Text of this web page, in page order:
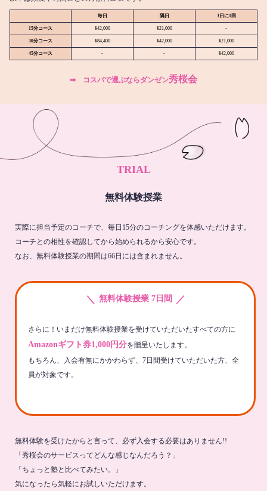
毎日 隔日 3日に1回
15分コース ¥42,000 ¥21,000 -
30分コース ¥84,400 ¥42,000 ¥21,000
45分コース - - ¥42,000
➡︎ コスパで選ぶならダンゼン秀桜会
TRIAL
無料体験授業
実際に担当予定のコーチで、毎日15分のコーチングを体感いただけます。
コーチとの相性を確認してから始められるから安心です。
なお、無料体験授業の期間は66日には含まれません。
＼ 無料体験授業 7日間 ／
さらに！いまだけ無料体験授業を受けていただいたすべての方に
Amazonギフト券1,000円分を贈呈いたします。
もちろん、入会有無にかかわらず、7日間受けていただいた方、全
員が対象です。
無料体験を受けたからと言って、必ず入会する必要はありません!!
「秀桜会のサービスってどんな感じなんだろう？」
「ちょっと塾と比べてみたい。」
気になったら気軽にお試しいただけます。